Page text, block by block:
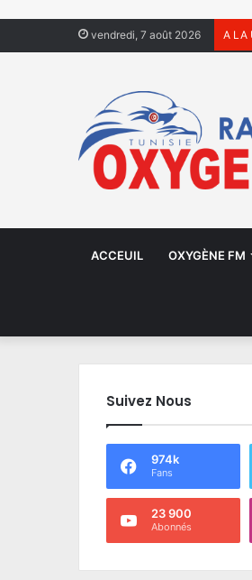
vendredi, 7 août 2026 A LA
ACCEUIL OXYGÈNE FM
Suivez Nous
974k
Fans
23 900
Abonnés